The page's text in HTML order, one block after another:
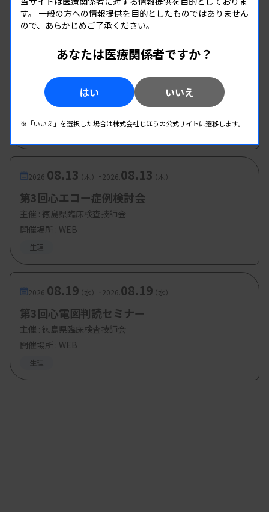
のに対し、最少の阿蘇地域は2.7件。疾患の兆候が
見逃されている恐れがあった。また、主要な10の医
療機関に56％の検査が集中し、この主要な医療機関
み。アンケート結果から、地域全体で人材育成に取
り組む必要性が浮かび上がった。
活動は、心エコー件数の実績が少ない阿蘇地域から
始めた。2018年11月に初のハンズオンセミナーを
開催したのを皮切りに、コロナ禍の休止期間を経
て、天草や球磨などでも開催し、今年5月で8回目と
なった。座学の講義と、装置を使った実技を交互に
受講するプログラムが特徴で、参加者が効果的に学
べるよう、見学だけの時間をできるだけ短くしてい
るという。
生理
08.08（土）-2026.08.08（土）
第1回愛臨技学術部研修会
愛媛県臨床検査技師会
2026. 08.13（木） -2026. 08.13（木）
第3回心エコー症例検討会
主催 : 徳島県臨床検査技師会
開催場所 : WEB
生理
2026. 08.19（水） -2026. 08.19（水）
第3回心電図判読セミナー
主催 : 徳島県臨床検査技師会
開催場所 : WEB
生理
す。 一般の方への情報提供を目的としたものではありません
ので、あらかじめご了承ください。
あなたは医療関係者ですか？
はい いいえ
※「いいえ」を選択した場合は株式会社じほうの公式サイトに遷移します。